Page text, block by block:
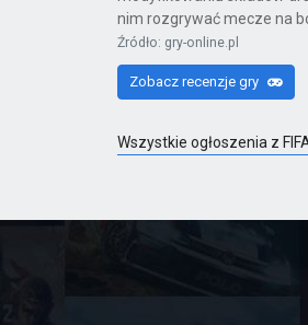
Far Cry 6
PS4
Far Cry 6:
nim rozgrywać mecze na
Źródło: gry-online.pl
Zobacz recenzje gry
Wszystkie ogłoszenia z